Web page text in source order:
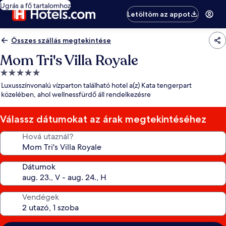
Ugrás a fő tartalomhoz
Letöltöm az appot
Összes szállás megtekintése
Mom Tri's Villa Royale
5.0
csillagos
szálláshely
Luxusszínvonalú vízparton található hotel a(z) Kata tengerpart
közelében, ahol wellnessfürdő áll rendelkezésre
Válassz dátumokat az árak megtekintéséhez
Hová utaznál?
Dátumok
Vendégek